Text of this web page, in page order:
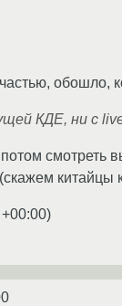
обошло,
КДЕ, ни с
китайцы
)